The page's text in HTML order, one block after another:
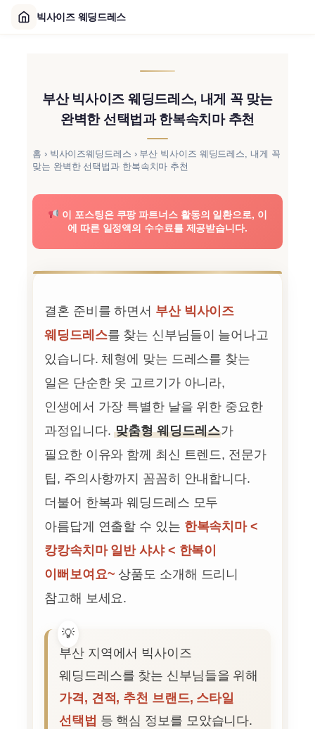
부산 빅사이즈 웨딩드레스, 내게 꼭 맞는
완벽한 선택법과 한복속치마 추천
홈 › 빅사이즈웨딩드레스 › 부산 빅사이즈 웨딩드레스, 내게 꼭
맞는 완벽한 선택법과 한복속치마 추천
이 포스팅은 쿠팡 파트너스 활동의 일환으로, 이
에 따른 일정액의 수수료를 제공받습니다.
결혼 준비를 하면서 부산 빅사이즈
웨딩드레스를 찾는 신부님들이 늘어나고
있습니다. 체형에 맞는 드레스를 찾는
일은 단순한 옷 고르기가 아니라,
인생에서 가장 특별한 날을 위한 중요한
과정입니다.맞춤형 웨딩드레스가
필요한 이유와 함께 최신 트렌드, 전문가
팁, 주의사항까지 꼼꼼히 안내합니다.
더불어 한복과 웨딩드레스 모두
아름답게 연출할 수 있는 한복속치마 <
캉캉속치마 일반 샤샤 < 한복이
이뻐보여요~ 상품도 소개해 드리니
참고해 보세요.
부산 지역에서 빅사이즈
웨딩드레스를 찾는 신부님들을 위해
가격, 견적, 추천 브랜드, 스타일
선택법 등 핵심 정보를 모았습니다.
빅사이즈 웨딩드레스